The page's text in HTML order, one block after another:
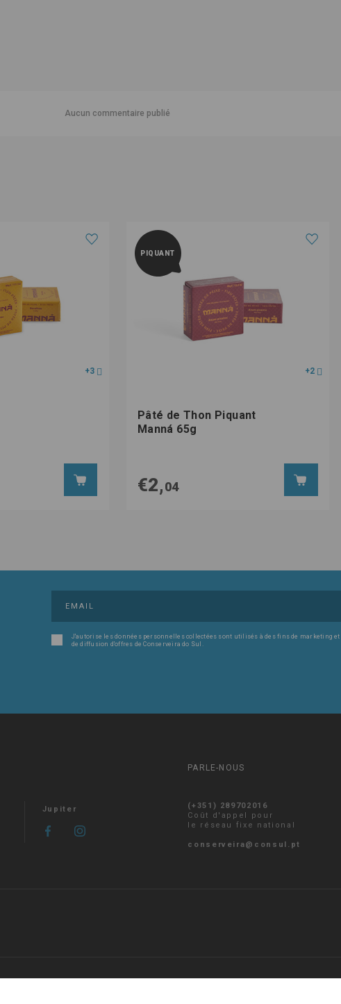
Aucun commentaire publié
+3
PIQUANT
+2
Pâté de Thon Piquant
Manná 65g
€2,04
J'autorise les données personnelles collectées sont utilisés à des fins de marketing et
de diffusion d'offres de Conserveira do Sul.
Jupiter
PARLE-NOUS
(+351) 289702016
Coût d'appel pour
le réseau fixe national
conserveira@consul.pt